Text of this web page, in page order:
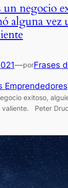
un negocio
alguna vez
—porFrases
Emprendedores
exitoso,
valiente. Peter